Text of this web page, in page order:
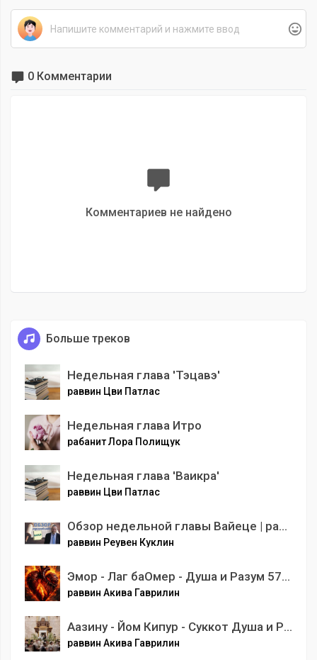
0 Комментарии
Комментариев не найдено
Больше треков
Недельная глава 'Тэцавэ'
раввин Цви Патлас
Недельная глава Итро
рабанит Лора Полищук
Недельная глава 'Ваикра'
раввин Цви Патлас
Обзор недельной главы Вайеце | раввин Реувен Куклин
раввин Реувен Куклин
Эмор - Лаг баОмер - Душа и Разум 5785
раввин Акива Гаврилин
Аазину - Йом Кипур - Суккот Душа и Разум 5786
раввин Акива Гаврилин